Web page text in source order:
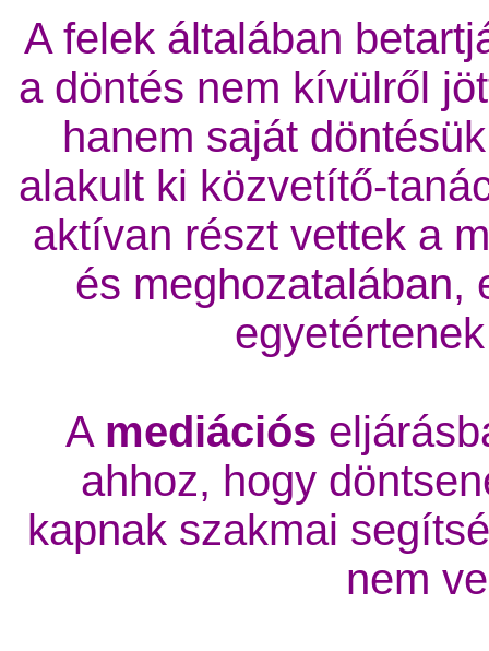
A felek általában
a döntés nem kívülről
hanem saját
alakult ki közvetítő-
aktívan részt vettek a
és meghozatalában,
A mediációs
ahhoz, hogy
kapnak szakmai
nem